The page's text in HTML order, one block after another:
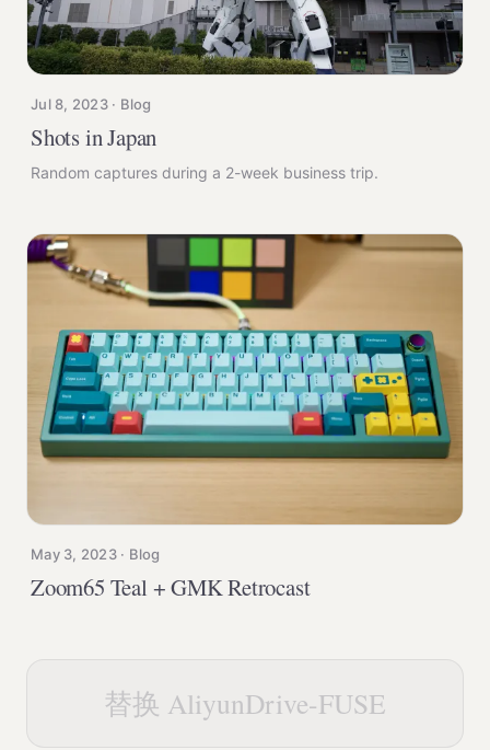
Zoom65 V2 这两把特点鲜明但又风格迥异的键盘。 QK65 第一
次上手 QK65 时，阳极铝制外壳的丝滑手感让我瞬间联想到了
MacBook Pro 和 iPad，难以想象这款价
Jul 8, 2023 · Blog
Shots in Japan
Random captures during a 2-week business trip.
May 3, 2023 · Blog
Zoom65 Teal + GMK Retrocast
替换 AliyunDrive-FUSE